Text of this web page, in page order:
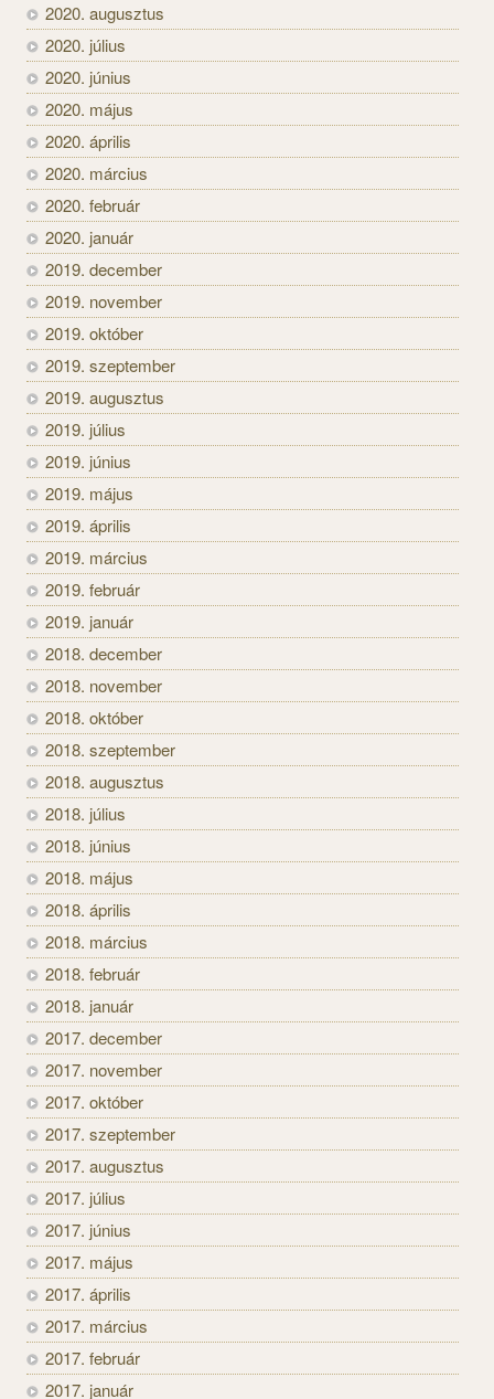
2020. augusztus
2020. július
2020. június
2020. május
2020. április
2020. március
2020. február
2020. január
2019. december
2019. november
2019. október
2019. szeptember
2019. augusztus
2019. július
2019. június
2019. május
2019. április
2019. március
2019. február
2019. január
2018. december
2018. november
2018. október
2018. szeptember
2018. augusztus
2018. július
2018. június
2018. május
2018. április
2018. március
2018. február
2018. január
2017. december
2017. november
2017. október
2017. szeptember
2017. augusztus
2017. július
2017. június
2017. május
2017. április
2017. március
2017. február
2017. január